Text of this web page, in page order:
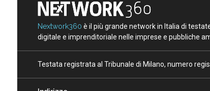
Nextwork360 è il più grande network in Italia di
digitale e imprenditoriale nelle imprese e pubbliche
Testata registrata al Tribunale di Milano, numero